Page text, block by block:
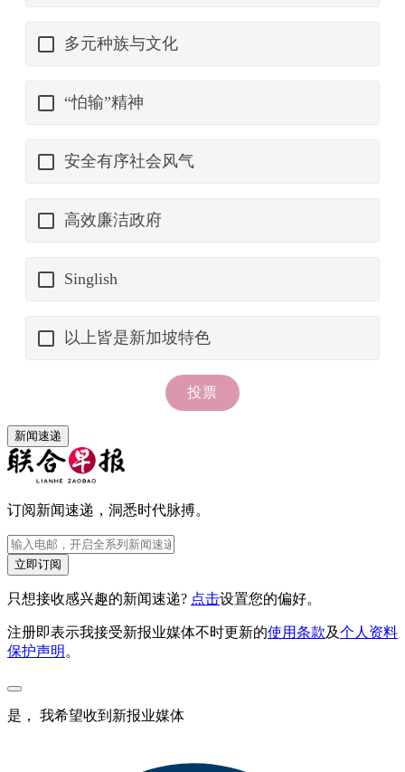
新闻速递
订阅新闻速递，洞悉时代脉搏。
立即订阅
只想接收感兴趣的新闻速递? 点击设置您的偏好。
注册即表示我接受新报业媒体不时更新的使用条款及个人资料
保护声明 。
是， 我希望收到新报业媒体